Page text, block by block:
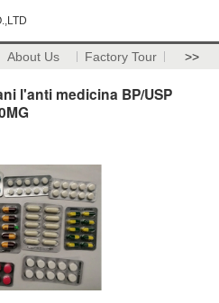
About Us Factory Tour >>
l'anti medicina BP/USP